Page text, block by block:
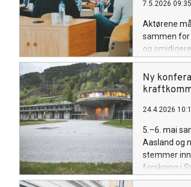
forvaltning,
7.5.2026
Aktørene
sammen
og
er
Ny
24.4.2026
5.–6. mai
Aasland og
stemmer
forskning i